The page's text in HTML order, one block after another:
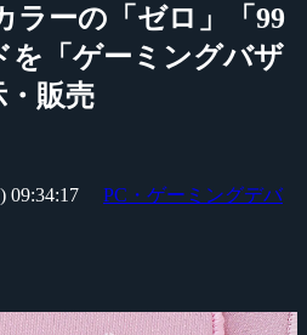
ラーの「ゼロ」「99
を「ゲーミングバザ
・販売
09:34:17
PC・ゲーミングデバ